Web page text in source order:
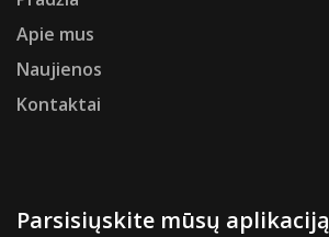
Apie mus
Naujienos
Kontaktai
Parsisiųskite mūsų aplikaciją